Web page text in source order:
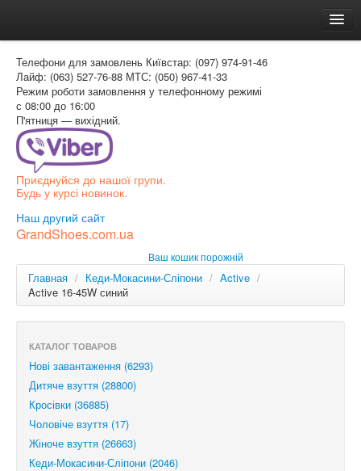
Доставка и оплата
Как заказать
Контакти
Таблиця розмірів
Вхід для покупця
РОС
Телефони для замовлень Київстар: (097) 974-91-46
Лайф: (063) 527-76-88 МТС: (050) 967-41-33
Режим роботи замовлення у телефонному режимі
с 08:00 до 16:00
П'ятниця — вихідний.
Приєднуйся до нашої групи.
Будь у курсі новинок.
Наш другий сайт
GrandShoes.com.ua
Ваш кошик порожній
Главная / Кеди-Мокасини-Сліпони / Active /
Active 16-45W синий
КАТАЛОГ ТОВАРОВ
Нові завантаження (6293)
Дитяче взуття (28800)
Кросівки (36885)
Чоловіче взуття (17)
Жіноче взуття (26663)
Кеди-Мокасини-Сліпони (2046)